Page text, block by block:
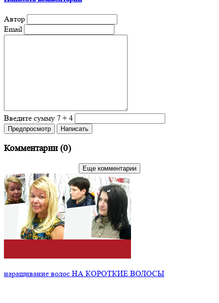
Автор
Email
Введите сумму 7 + 4
Комментарии (0)
Еще комментарии
наращивание волос НА КОРОТКИЕ ВОЛОСЫ